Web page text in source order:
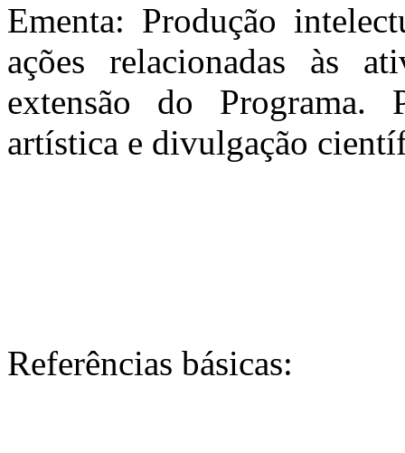
Ementa: Produção
ações relacionadas às
extensão do Programa.
artística e divulgação
Referências básicas: